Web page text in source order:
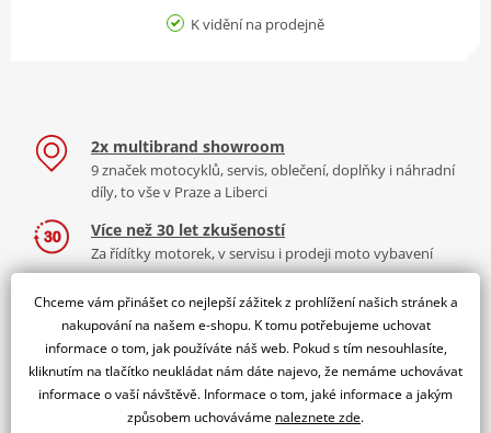
K vidění na prodejně
2x multibrand showroom
9 značek motocyklů, servis, oblečení, doplňky i náhradní
díly, to vše v Praze a Liberci
Více než 30 let zkušeností
Za řídítky motorek, v servisu i prodeji moto vybavení
Registrace motorky, předváděcí jízdy zdarma, výměna zboží
a další.
K2 Bonus
Výbava? Servis? Sleva? Ty volíš, jakou odměnu chceš!
Chceme vám přinášet co nejlepší zážitek z prohlížení našich stránek a
nakupování na našem e-shopu. K tomu potřebujeme uchovat
informace o tom, jak používáte náš web. Pokud s tím nesouhlasíte,
kliknutím na tlačítko neukládat nám dáte najevo, že nemáme uchovávat
informace o vaší návštěvě. Informace o tom, jaké informace a jakým
způsobem uchováváme naleznete zde.